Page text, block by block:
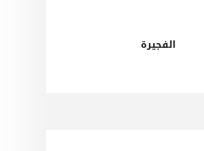
الفجيرة